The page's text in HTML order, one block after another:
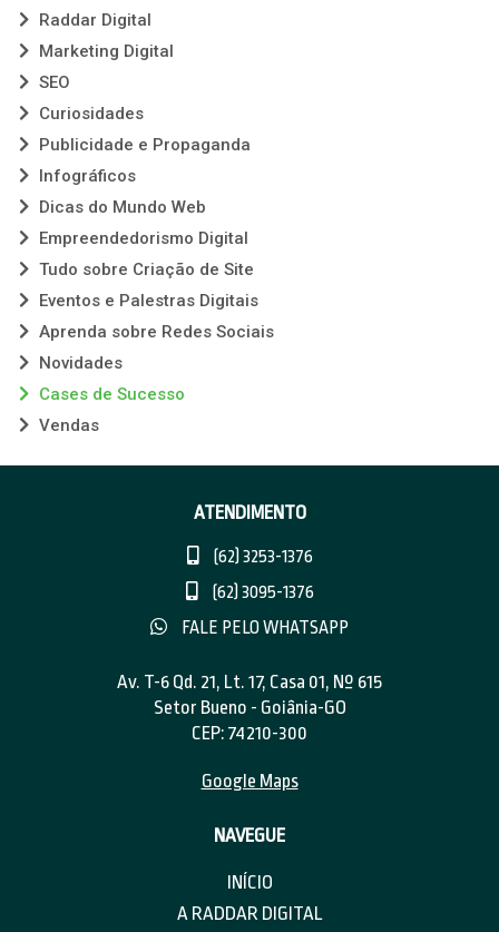
Raddar Digital
Marketing Digital
SEO
Curiosidades
Publicidade e Propaganda
Infográficos
Dicas do Mundo Web
Empreendedorismo Digital
Tudo sobre Criação de Site
Eventos e Palestras Digitais
Aprenda sobre Redes Sociais
Novidades
Cases de Sucesso
Vendas
ATENDIMENTO
(62) 3253-1376
(62) 3095-1376
FALE PELO WHATSAPP
Av. T-6 Qd. 21, Lt. 17, Casa 01, Nº 615
Setor Bueno - Goiânia-GO
CEP: 74210-300
Google Maps
NAVEGUE
INÍCIO
A RADDAR DIGITAL